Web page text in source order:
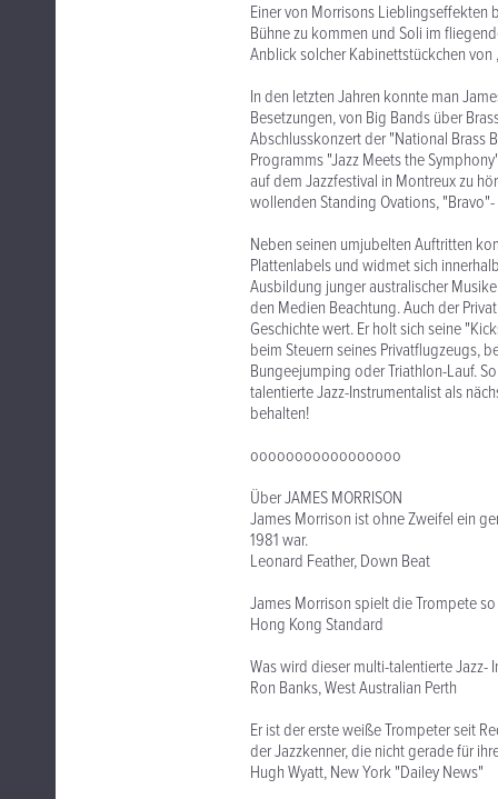
Einer von Morrisons Lieblingseffekten
Bühne zu kommen und Soli im
Anblick solcher Kabinettstückchen
In den letzten Jahren konnte man
Besetzungen, von Big Bands über
Abschlusskonzert der "National Brass
Programms "Jazz Meets the
auf dem Jazzfestival in Montreux zu
wollenden Standing Ovations,
Neben seinen umjubelten Auftritten
Plattenlabels und widmet sich
Ausbildung junger australischer
den Medien Beachtung. Auch der
Geschichte wert. Er holt sich seine
beim Steuern seines Privatflugzeugs,
Bungeejumping oder Triathlon-Lauf.
talentierte Jazz-Instrumentalist als
behalten!
ooooooooooooooooo
Über JAMES MORRISON
James Morrison ist ohne Zweifel ein
1981 war.
Leonard Feather, Down Beat
James Morrison spielt die Trompete
Hong Kong Standard
Was wird dieser multi-talentierte Jazz-
Ron Banks, West Australian Perth
Er ist der erste weiße Trompeter seit
der Jazzkenner, die nicht gerade für
Hugh Wyatt, New York "Dailey News"